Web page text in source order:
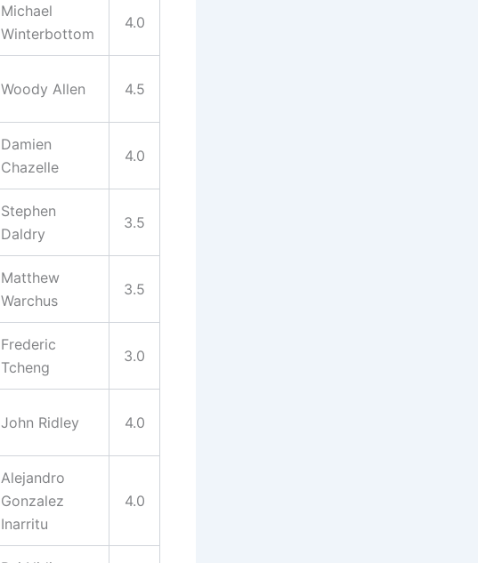
Michael
Winterbottom
4.0
Woody Allen 4.5
Damien
Chazelle
4.0
Stephen
Daldry
3.5
Matthew
Warchus
3.5
Frederic
Tcheng
3.0
John Ridley 4.0
Alejandro
Gonzalez
Inarritu
4.0